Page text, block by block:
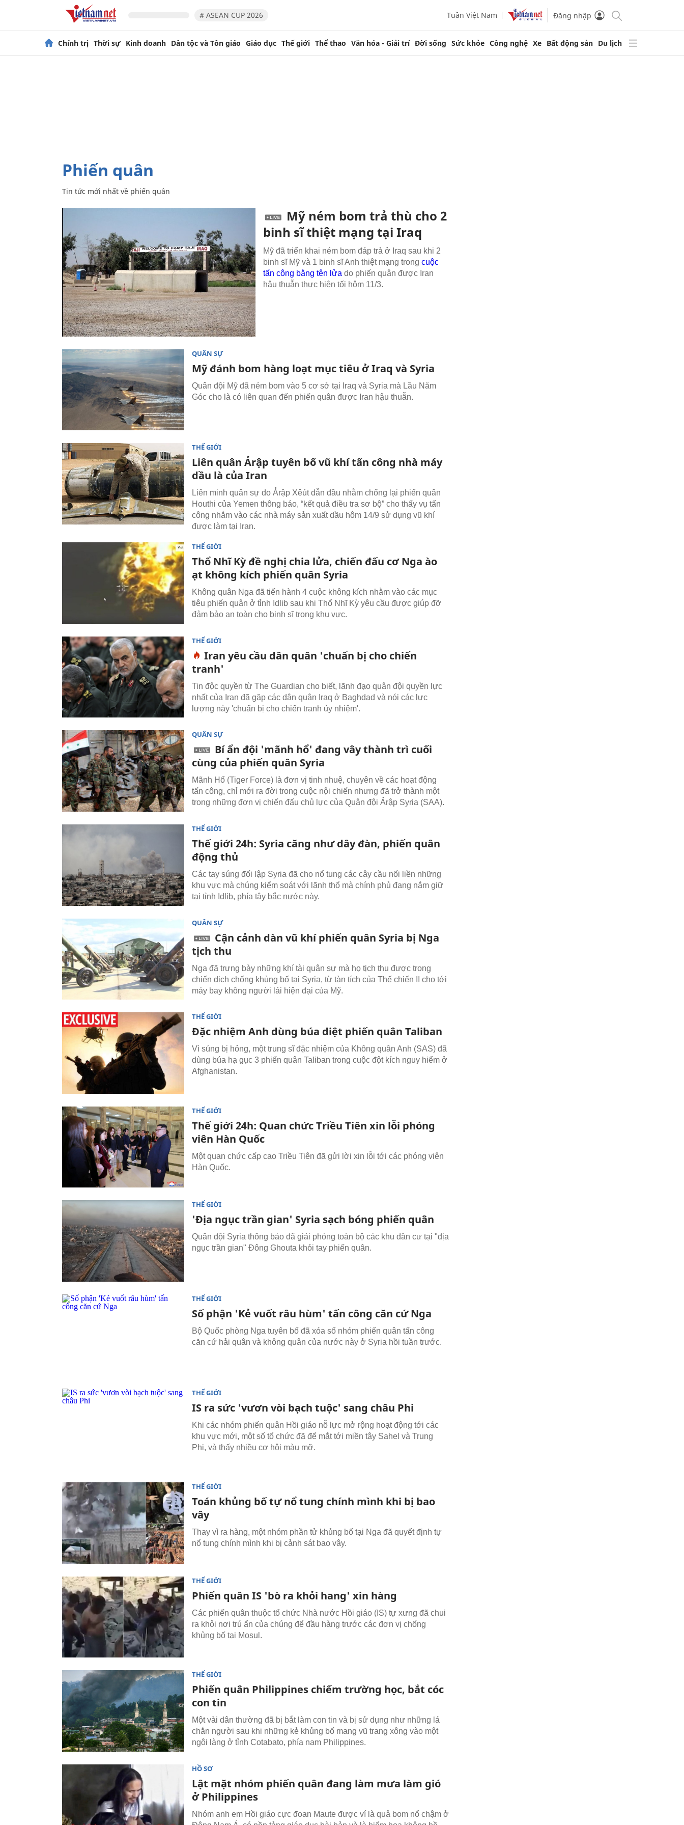
# ASEAN CUP 2026 Tuần Việt Nam Đăng nhập
Chính trị Thời sự Kinh doanh Dân tộc và Tôn giáo Giáo dục Thế giới Thể thao Văn hóa - Giải trí Đời sống Sức khỏe Công nghệ Xe Bất động sản Du lịch
phiến quân
Tin tức mới nhất về phiến quân
Mỹ ném bom trả thù cho 2
binh sĩ thiệt mạng tại Iraq
Mỹ đã triển khai ném bom đáp trả ở Iraq sau khi 2
binh sĩ Mỹ và 1 binh sĩ Anh thiệt mạng trong cuộc
tấn công bằng tên lửa do phiến quân được Iran
hậu thuẫn thực hiện tối hôm 11/3.
QUÂN SỰ
Mỹ đánh bom hàng loạt mục tiêu ở Iraq và Syria
Quân đội Mỹ đã ném bom vào 5 cơ sở tại Iraq và Syria mà Lầu Năm
Góc cho là có liên quan đến phiến quân được Iran hậu thuẫn.
THẾ GIỚI
Liên quân Ảrập tuyên bố vũ khí tấn công nhà máy
dầu là của Iran
Liên minh quân sự do Ảrập Xêút dẫn đầu nhằm chống lại phiến quân
Houthi của Yemen thông báo, “kết quả điều tra sơ bộ” cho thấy vụ tấn
công nhắm vào các nhà máy sản xuất dầu hôm 14/9 sử dụng vũ khí
được làm tại Iran.
THẾ GIỚI
Thổ Nhĩ Kỳ đề nghị chia lửa, chiến đấu cơ Nga ào
ạt không kích phiến quân Syria
Không quân Nga đã tiến hành 4 cuộc không kích nhằm vào các mục
tiêu phiến quân ở tỉnh Idlib sau khi Thổ Nhĩ Kỳ yêu cầu được giúp đỡ
đảm bảo an toàn cho binh sĩ trong khu vực.
THẾ GIỚI
Iran yêu cầu dân quân 'chuẩn bị cho chiến
tranh'
Tin độc quyền từ The Guardian cho biết, lãnh đạo quân đội quyền lực
nhất của Iran đã gặp các dân quân Iraq ở Baghdad và nói các lực
lượng này 'chuẩn bị cho chiến tranh ủy nhiệm'.
QUÂN SỰ
Bí ẩn đội 'mãnh hổ' đang vây thành trì cuối
cùng của phiến quân Syria
Mãnh Hổ (Tiger Force) là đơn vị tinh nhuệ, chuyên về các hoạt động
tấn công, chỉ mới ra đời trong cuộc nội chiến nhưng đã trở thành một
trong những đơn vị chiến đấu chủ lực của Quân đội Ảrập Syria (SAA).
THẾ GIỚI
Thế giới 24h: Syria căng như dây đàn, phiến quân
động thủ
Các tay súng đối lập Syria đã cho nổ tung các cây cầu nối liền những
khu vực mà chúng kiểm soát với lãnh thổ mà chính phủ đang nắm giữ
tại tỉnh Idlib, phía tây bắc nước này.
QUÂN SỰ
Cận cảnh dàn vũ khí phiến quân Syria bị Nga
tịch thu
Nga đã trưng bày những khí tài quân sự mà họ tịch thu được trong
chiến dịch chống khủng bố tại Syria, từ tàn tích của Thế chiến II cho tới
máy bay không người lái hiện đại của Mỹ.
THẾ GIỚI
Đặc nhiệm Anh dùng búa diệt phiến quân Taliban
Vì súng bị hỏng, một trung sĩ đặc nhiệm của Không quân Anh (SAS) đã
dùng búa hạ gục 3 phiến quân Taliban trong cuộc đột kích nguy hiểm ở
Afghanistan.
THẾ GIỚI
Thế giới 24h: Quan chức Triều Tiên xin lỗi phóng
viên Hàn Quốc
Một quan chức cấp cao Triều Tiên đã gửi lời xin lỗi tới các phóng viên
Hàn Quốc.
THẾ GIỚI
'Địa ngục trần gian' Syria sạch bóng phiến quân
Quân đội Syria thông báo đã giải phóng toàn bộ các khu dân cư tại "địa
ngục trần gian" Đông Ghouta khỏi tay phiến quân.
THẾ GIỚI
Số phận 'Kẻ vuốt râu hùm' tấn công căn cứ Nga
Bộ Quốc phòng Nga tuyên bố đã xóa sổ nhóm phiến quân tấn công
căn cứ hải quân và không quân của nước này ở Syria hồi tuần trước.
THẾ GIỚI
IS ra sức 'vươn vòi bạch tuộc' sang châu Phi
Khi các nhóm phiến quân Hồi giáo nỗ lực mở rộng hoạt động tới các
khu vực mới, một số tổ chức đã để mắt tới miền tây Sahel và Trung
Phi, và thấy nhiều cơ hội màu mỡ.
THẾ GIỚI
Toán khủng bố tự nổ tung chính mình khi bị bao
vây
Thay vì ra hàng, một nhóm phần tử khủng bố tại Nga đã quyết định tự
nổ tung chính mình khi bị cảnh sát bao vây.
THẾ GIỚI
Phiến quân IS 'bò ra khỏi hang' xin hàng
Các phiến quân thuộc tổ chức Nhà nước Hồi giáo (IS) tự xưng đã chui
ra khỏi nơi trú ẩn của chúng để đầu hàng trước các đơn vị chống
khủng bố tại Mosul.
THẾ GIỚI
Phiến quân Philippines chiếm trường học, bắt cóc
con tin
Một vài dân thường đã bị bắt làm con tin và bị sử dụng như những lá
chắn người sau khi những kẻ khủng bố mang vũ trang xông vào một
ngôi làng ở tỉnh Cotabato, phía nam Philippines.
HỒ SƠ
Lật mặt nhóm phiến quân đang làm mưa làm gió
ở Philippines
Nhóm anh em Hồi giáo cực đoan Maute được ví là quả bom nổ chậm ở